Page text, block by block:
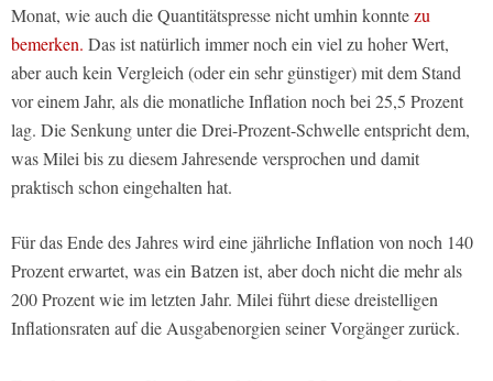
Monat, wie auch die Quantitätspresse nicht umhin konntezu
bemerken. Das ist natürlich immer noch ein viel zu hoher Wert,
aber auch kein Vergleich (oder ein sehr günstiger) mit dem Stand
vor einem Jahr, als die monatliche Inflation noch bei 25,5 Prozent
lag. Die Senkung unter die Drei-Prozent-Schwelle entspricht dem,
was Milei bis zu diesem Jahresende versprochen und damit
praktisch schon eingehalten hat.
Für das Ende des Jahres wird eine jährliche Inflation von noch 140
Prozent erwartet, was ein Batzen ist, aber doch nicht die mehr als
200 Prozent wie im letzten Jahr. Milei führt diese dreistelligen
Inflationsraten auf die Ausgabenorgien seiner Vorgänger zurück.